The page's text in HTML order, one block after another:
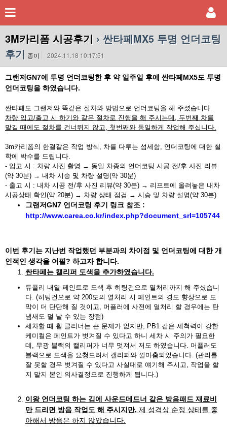
3M카리폼 시공후기 › 싼타페MX5 투명 언더코팅
후기 종이 2024.11.18 10:17:51
그랜저GN7에 투명 언더코팅한 후 약 일주일 후에 싼타페MX5도 투명
언더코팅을 하였습니다.
싼타페도 그랜저와 똑같은 절차와 방법으로 언더코팅을 해 주셨습니다.
차량 입고/출고 시 하기와 같은 절차로 진행을 해 주시는데, 두번째 차를
맡길 때에도 절차를 건너뛰지 않고, 첫번째와 동일하게 작업해 주십니다.
3m카리폼의 한결같은 작업 방식, 차를 다루는 섬세함, 언더코팅에 대한 철
학에 박수를 드립니다.
- 입고 시 : 차량 사진 촬영 → 동일 차종의 언더코팅 시공 전/후 사진 리뷰
(약 30분) → 내차 시승 및 차량 설명(약 30분)
- 출고 시 : 내차 시공 전/후 사진 리뷰(약 30분) → 리프트에 올려놓은 내차
시공상태 확인(약 20분) → 차량 상태 점검 → 시승 및 차량 설명(약 30분)
그랜저GN7 언더코팅 후기 링크 참조 :
http://www.carea.co.kr/index.php?document_srl=105744
이번 후기는 지난번 작업했던 부분과의 차이점 및 언더코팅에 대한 개
인적인 생각을 어필? 하고자 합니다.
싼타페는 캘리퍼 도색을 추가하였습니다.
듀플리 내열 페인트로 도색 후 히팅건으로 열처리까지 해 주셨습니
다. (히팅건으로 약 200도의 열처리 시 페인트의 경도 향상으로 도
막이 더 단단해 질 것이고, 머플러에 사전에 열처리 할 경우에는 탄
냄새도 덜 날 수 있는 장점)
세차할 때 휠 클리너는 큰 문제가 없지만, PB1 같은 세척력이 강한
케미컬은 페인트가 벗겨질 수 있다고 하니 세차 시 주의가 필요한
데, 무광 블랙의 캘리퍼가 너무 멋져서 저도 하였습니다. 머플러도
블랙으로 도색을 요청드려서 캘리퍼와 깔마춤되었습니다. (관리를
잘 못할 경우 벗겨질 수 있다고 사실대로 얘기해 주시고, 작업을 할
지 말지 본인 의사결정으로 진행하게 됩니다.)
이왕 언더코팅 하는 김에 사운드데드너 같은 방음패드 재료비
만 드리면 방음 작업도 해 주시지만, 제 성격상 순정 상태를 좋
아해서 방음은 하지 않았습니다.